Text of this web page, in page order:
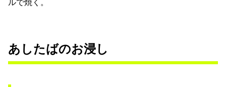
ルで焼く。
あしたばのお浸し